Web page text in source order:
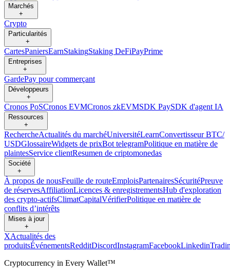
Marchés
+
Crypto
Particularités
+
CartesPaniersEarnStakingStaking DeFiPayPrime
Entreprises
+
GardePay pour commerçant
Développeurs
+
Cronos PoSCronos EVMCronos zkEVMSDK PaySDK d'agent IA
Ressources
+
RechercheActualités du marchéUniversitéLearnConvertisseur BTC/
USDGlossaireWidgets de prixBot telegramPolitique en matière de
plaintesService clientResumen de criptomonedas
Société
+
À propos de nousFeuille de routeEmploisPartenairesSécuritéPreuve
de réservesAffiliationLicences & enregistrementsHub d'exploration
des crypto-actifsClimatCapitalVérifierPolitique en matière de
conflits d’intérêts
Mises à jour
+
XActualités des
produitsÉvénementsRedditDiscordInstagramFacebookLinkedin
Cryptocurrency in Every Wallet™